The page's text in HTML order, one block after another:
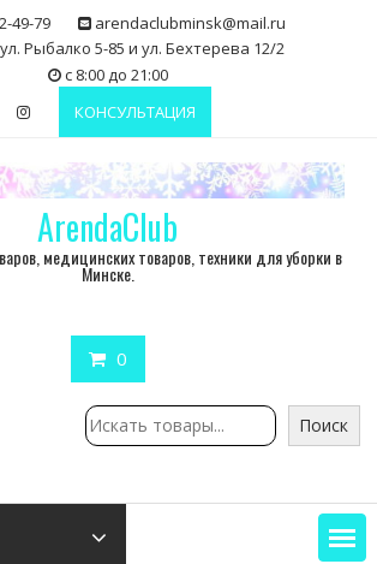
49-79
arendaclubminsk@mail.ru
Рыбалко 5-85 и ул. Бехтерева 12/2
с 8:00 до 21:00
КОНСУЛЬТАЦИЯ
ArendaClub
медицинских товаров, техники для уборки в
Минске.
0
Поиск Поиск